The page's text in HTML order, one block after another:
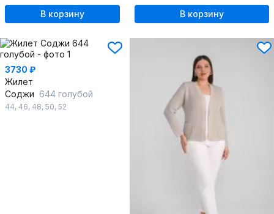
В корзину В корзину
3730 ₽
Жилет
Соджи 644 голубой
44, 46, 48, 50, 52